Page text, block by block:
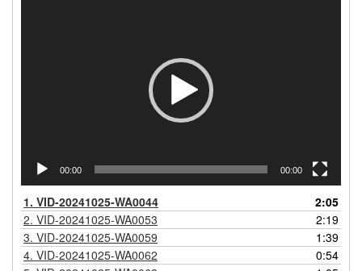
00:00 00:00
1. VID-20241025-WA0044
2:05
2. VID-20241025-WA0053
2:19
3. VID-20241025-WA0059
1:39
4. VID-20241025-WA0062
0:54